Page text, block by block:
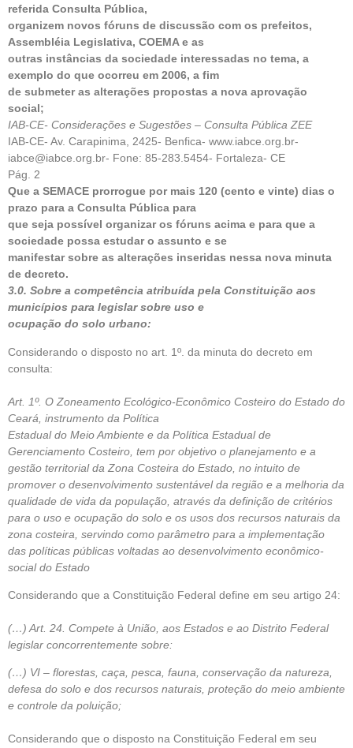
referida Consulta Pública,
organizem novos fóruns de discussão com os prefeitos,
Assembléia Legislativa, COEMA e as
outras instâncias da sociedade interessadas no tema, a
exemplo do que ocorreu em 2006, a fim
de submeter as alterações propostas a nova aprovação
social;
IAB-CE- Considerações e Sugestões – Consulta Pública ZEE
IAB-CE- Av. Carapinima, 2425- Benfica- www.iabce.org.br-
iabce@iabce.org.br- Fone: 85-283.5454- Fortaleza- CE
Pág. 2
Que a SEMACE prorrogue por mais 120 (cento e vinte) dias o
prazo para a Consulta Pública para
que seja possível organizar os fóruns acima e para que a
sociedade possa estudar o assunto e se
manifestar sobre as alterações inseridas nessa nova minuta
de decreto.
3.0. Sobre a competência atribuída pela Constituição aos
municípios para legislar sobre uso e
ocupação do solo urbano:
Considerando o disposto no art. 1º. da minuta do decreto em
consulta:
Art. 1º. O Zoneamento Ecológico-Econômico Costeiro do Estado do
Ceará, instrumento da Política
Estadual do Meio Ambiente e da Política Estadual de
Gerenciamento Costeiro, tem por objetivo o planejamento e a
gestão territorial da Zona Costeira do Estado, no intuito de
promover o desenvolvimento sustentável da região e a melhoria da
qualidade de vida da população, através da definição de critérios
para o uso e ocupação do solo e os usos dos recursos naturais da
zona costeira, servindo como parâmetro para a implementação
das políticas públicas voltadas ao desenvolvimento econômico-
social do Estado
Considerando que a Constituição Federal define em seu artigo 24:
(…) Art. 24. Compete à União, aos Estados e ao Distrito Federal
legislar concorrentemente sobre:
(…) VI – florestas, caça, pesca, fauna, conservação da natureza,
defesa do solo e dos recursos naturais, proteção do meio ambiente
e controle da poluição;
Considerando que o disposto na Constituição Federal em seu